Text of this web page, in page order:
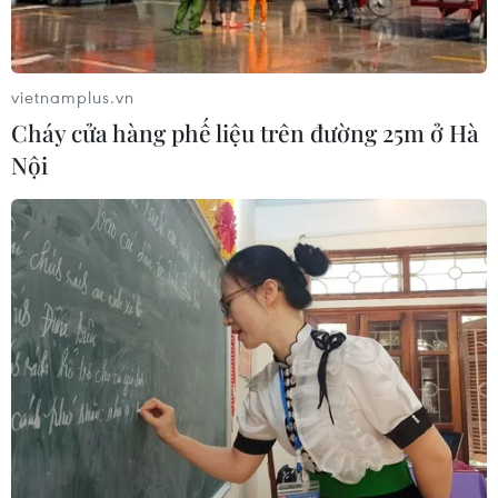
công việc
10/08/2026 05:55
Xem thêm
CƠ QUAN CHỦ QUẢN: THÔNG TẤN XÃ VIỆT NAM
Tổng Biên tập: TRẦN TIẾN DUẨN
Phó Tổng Biên tập: NGUYỄN THỊ TÁM, KHÚC THANH
THỦY
Sở hữu trí tuệ
Quy định sử dụng
vietnamplus.vn
Cháy cửa hàng phế liệu trên đường 25m ở Hà
Nội